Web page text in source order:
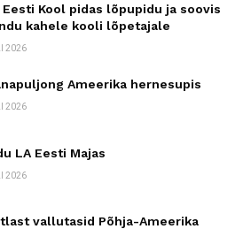
Kool pidas lõpupidu ja soovis
kahele kooli lõpetajale
2026
Ameerika hernesupis
2026
LA Eesti Majas
2026
vallutasid Põhja-Ameerika